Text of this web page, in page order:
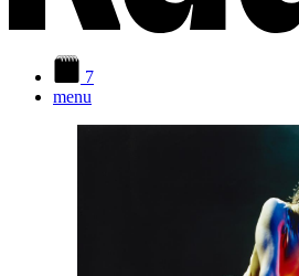
7
menu